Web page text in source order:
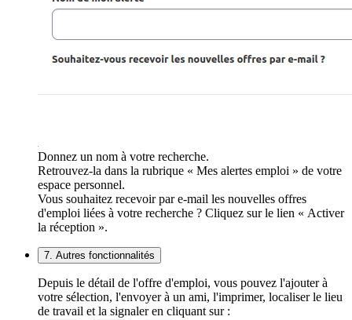
Donnez un nom à votre recherche.
Retrouvez-la dans la rubrique « Mes alertes emploi » de votre
espace personnel.
Vous souhaitez recevoir par e-mail les nouvelles offres
d'emploi liées à votre recherche ? Cliquez sur le lien « Activer
la réception ».
7. Autres fonctionnalités
Depuis le détail de l'offre d'emploi, vous pouvez l'ajouter à
votre sélection, l'envoyer à un ami, l'imprimer, localiser le lieu
de travail et la signaler en cliquant sur :